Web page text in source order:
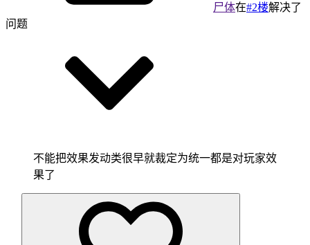
尸体在#2楼解决了
问题
不能把效果发动类很早就裁定为统一都是对玩家效
果了